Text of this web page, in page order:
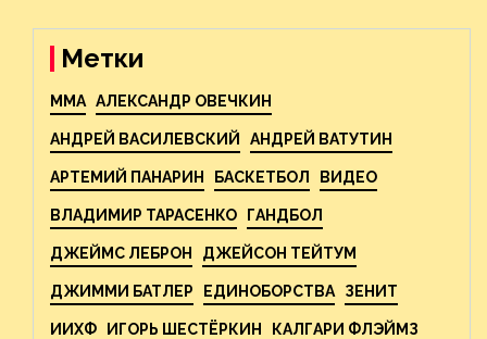
Метки
MMA АЛЕКСАНДР ОВЕЧКИН
АНДРЕЙ ВАСИЛЕВСКИЙ АНДРЕЙ ВАТУТИН
АРТЕМИЙ ПАНАРИН БАСКЕТБОЛ ВИДЕО
ВЛАДИМИР ТАРАСЕНКО ГАНДБОЛ
ДЖЕЙМС ЛЕБРОН ДЖЕЙСОН ТЕЙТУМ
ДЖИММИ БАТЛЕР ЕДИНОБОРСТВА ЗЕНИТ
ИИХФ ИГОРЬ ШЕСТЁРКИН КАЛГАРИ ФЛЭЙМЗ